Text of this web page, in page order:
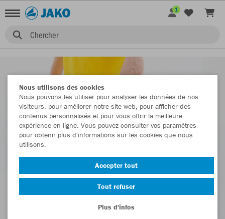
Chercher
1
Nous utilisons des cookies
Nous pouvons les utiliser pour analyser les données de nos
visiteurs, pour améliorer notre site web, pour afficher des
contenus personnalisés et pour vous offrir la meilleure
expérience en ligne. Vous pouvez consulter vos paramètres
pour obtenir plus d'informations sur les cookies que nous
utilisons.
Accepter tout
Tout refuser
Plus d'infos